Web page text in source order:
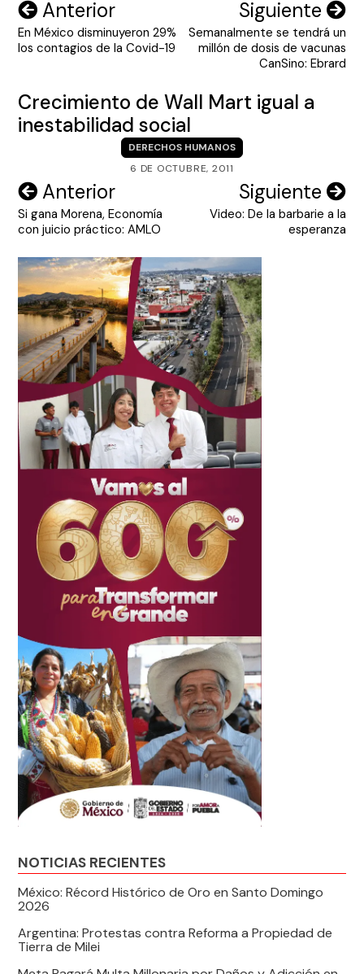
Navegación
de
Anterior
En México disminuyeron 29%
los contagios de la Covid-19
Siguiente
Semanalmente se tendrá un
millón de dosis de vacunas
CanSino: Ebrard
Crecimiento de Wall Mart igual a
inestabilidad social
DERECHOS HUMANOS
6 DE OCTUBRE, 2011
Navegación
de
Anterior
Si gana Morena, Economía
con juicio práctico: AMLO
Siguiente
Video: De la barbarie a la
esperanza
NOTICIAS RECIENTES
México: Récord Histórico de Oro en Santo Domingo
2026
Argentina: Protestas contra Reforma a Propiedad de
Tierra de Milei